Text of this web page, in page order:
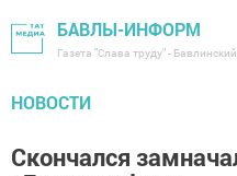
БАВЛЫ-ИНФОРМ
Газета "Слава труду" -
НОВОСТИ
Скончался